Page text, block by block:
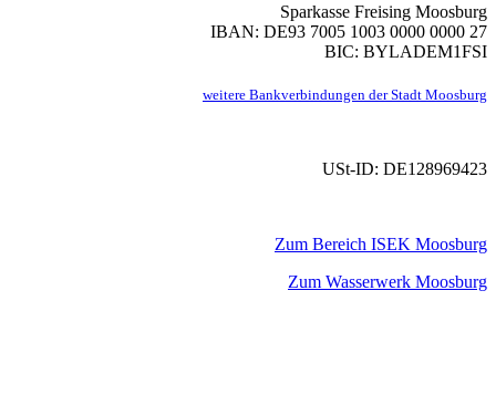
Sparkasse Freising Moosburg
IBAN: DE93 7005 1003 0000 0000 27
BIC: BYLADEM1FSI
weitere Bankverbindungen der Stadt Moosburg
USt-ID: DE128969423
Zum Bereich ISEK Moosburg
Zum Wasserwerk Moosburg